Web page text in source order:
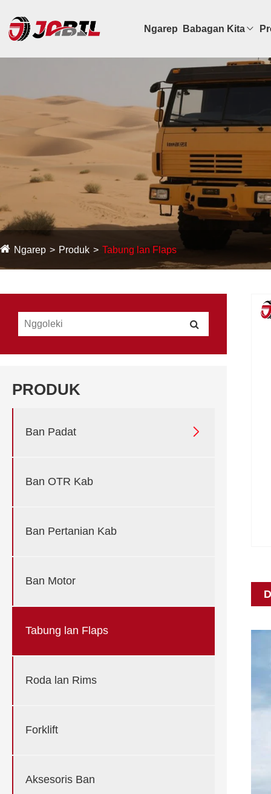
Ngarep Babagan Kita
Ngarep Produk Tabung lan Flaps
PRODUK
Ban Padat 
Ban OTR Kab
Ban Pertanian Kab
Ban Motor
Tabung lan Flaps
Roda lan Rims
Forklift
Aksesoris Ban